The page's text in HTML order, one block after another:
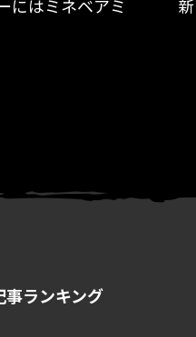
にはミネベアミ
ランキング